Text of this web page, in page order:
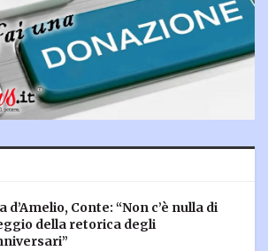
d’Amelio, Conte: “Non c’è nulla di
della retorica degli